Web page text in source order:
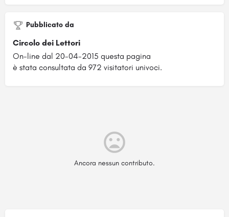
Pubblicato da
Circolo dei Lettori
On-line dal 20-04-2015 questa pagina
è stata consultata da 972 visitatori univoci.
Ancora nessun contributo.